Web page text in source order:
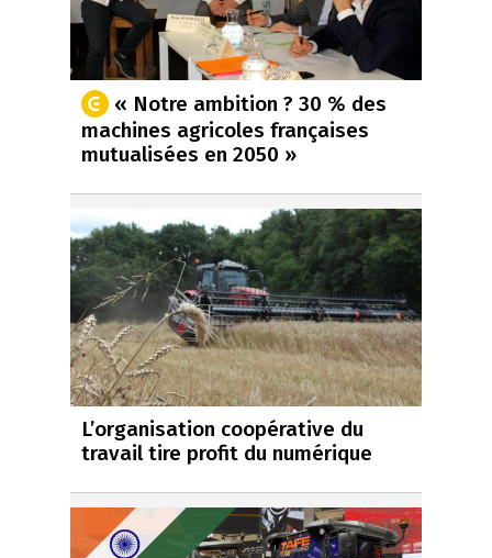
« Notre ambition ? 30 % des
machines agricoles françaises
mutualisées en 2050 »
L’organisation coopérative du
travail tire profit du numérique